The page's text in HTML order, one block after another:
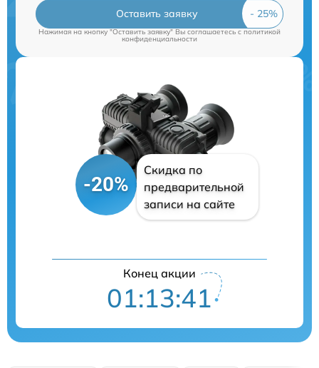
Оставить заявку
Нажимая на кнопку "Оставить заявку" Вы соглашаетесь cполитикой
конфиденциальности
-20%
Скидка по
предварительной
записи на сайте
Конец акции
01:13:40